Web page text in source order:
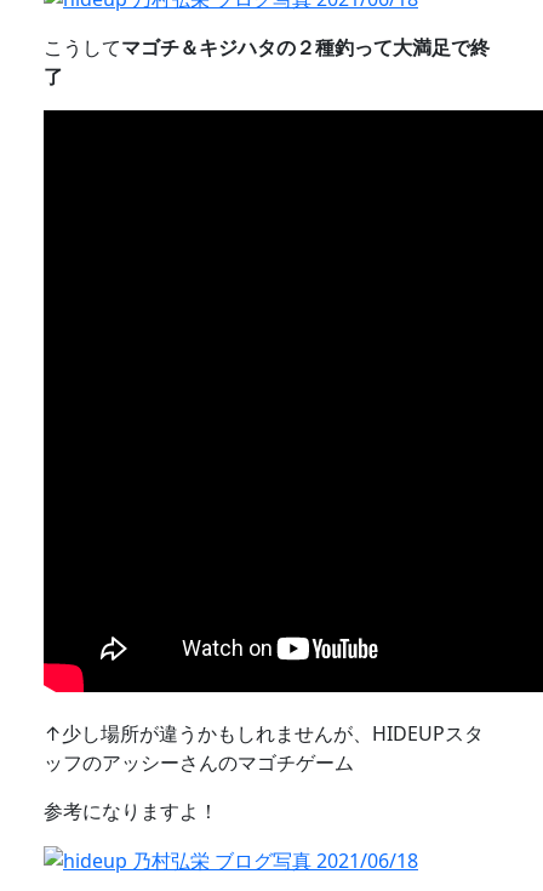
こうしてマゴチ＆キジハタの２種釣って大満足で終
了
↑少し場所が違うかもしれませんが、HIDEUPスタ
ッフのアッシーさんのマゴチゲーム
参考になりますよ！